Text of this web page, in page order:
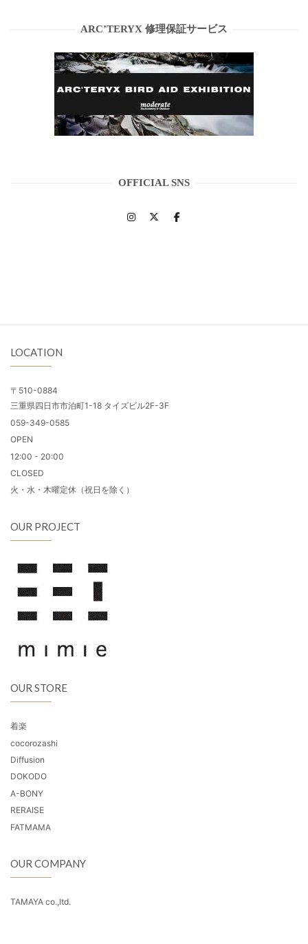
ARC’TERYX 修理保証サービス
OFFICIAL SNS
LOCATION
〒510-0884
三重県四日市市泊町1-18 タイズビル2F-3F
059-349-0585
OPEN
12:00 - 20:00
CLOSED
火・水・木曜定休（祝日を除く）
OUR PROJECT
OUR STORE
着楽
cocorozashi
Diffusion
DOKODO
A-BONY
RERAISE
FATMAMA
OUR COMPANY
TAMAYA co.,ltd.